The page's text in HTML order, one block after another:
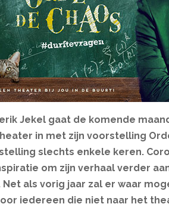
Jekel gaat de komende
in met zijn voorstelling
slechts enkele keren.
om zijn verhaal verder
Net als vorig jaar zal er waar
iedereen die niet naar het